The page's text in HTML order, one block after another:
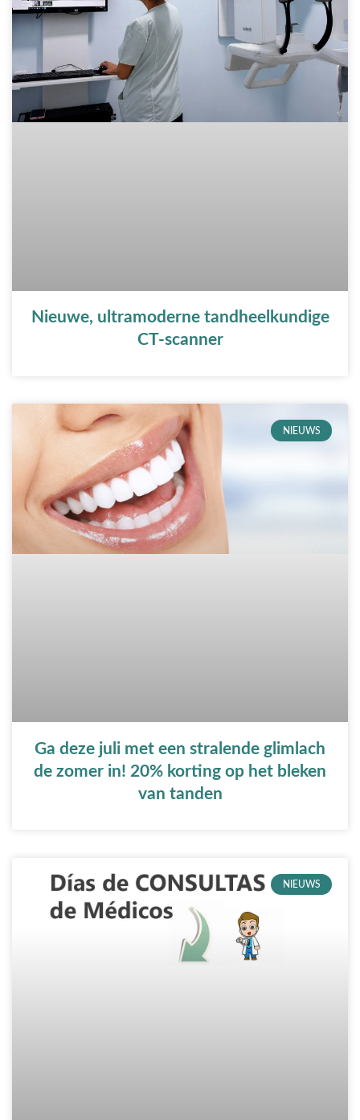
Nieuwe, ultramoderne tandheelkundige
CT-scanner
NIEUWS
Ga deze juli met een stralende glimlach
de zomer in! 20% korting op het bleken
van tanden
NIEUWS